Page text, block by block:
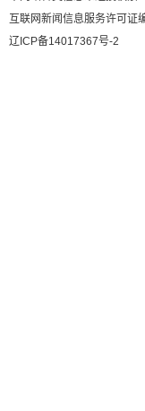
互联网新闻信息服务许可证
辽ICP备14017367号-2